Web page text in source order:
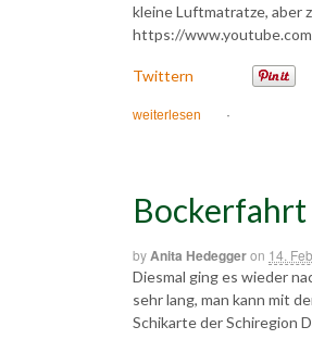
kleine Luftmatratze,
https://
Twittern
weiterlesen ·
Bockerfahrt
byAnita Hedeggeron 14.
Diesmal ging es wieder
sehr lang, man kann mit
Schikarte der Schiregion